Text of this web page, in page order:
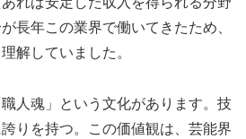
長年この業界で働いてきたため、
解していました。
人魂」という文化があります。技
りを持つ。この価値観は、芸能界